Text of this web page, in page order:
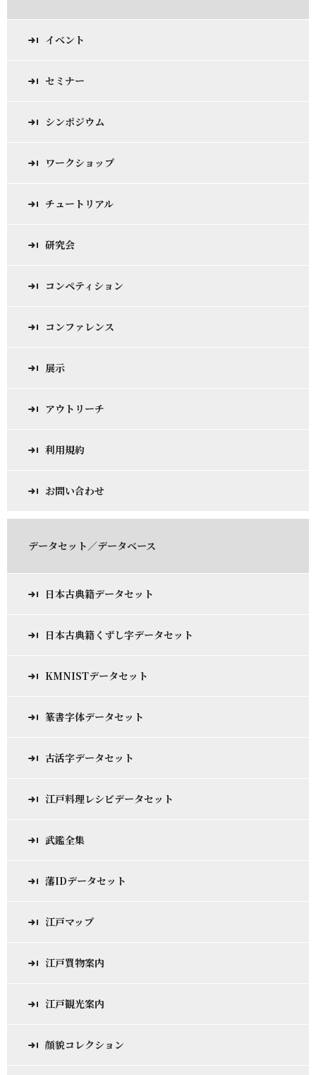
イベント
セミナー
シンポジウム
ワークショップ
チュートリアル
研究会
コンペティション
コンファレンス
展示
アウトリーチ
利用規約
お問い合わせ
データセット／データベース
日本古典籍データセット
日本古典籍くずし字データセット
KMNISTデータセット
篆書字体データセット
古活字データセット
江戸料理レシピデータセット
武鑑全集
藩IDデータセット
江戸マップ
江戸買物案内
江戸観光案内
顔貌コレクション